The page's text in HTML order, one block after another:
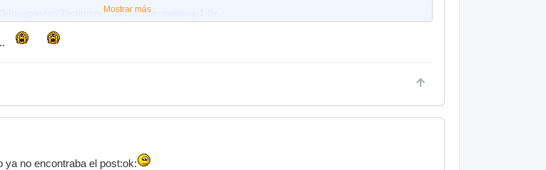
tonygayter/?action=view&current=swirling-1.flv
Mostrar más
ya no encontraba el post:ok: